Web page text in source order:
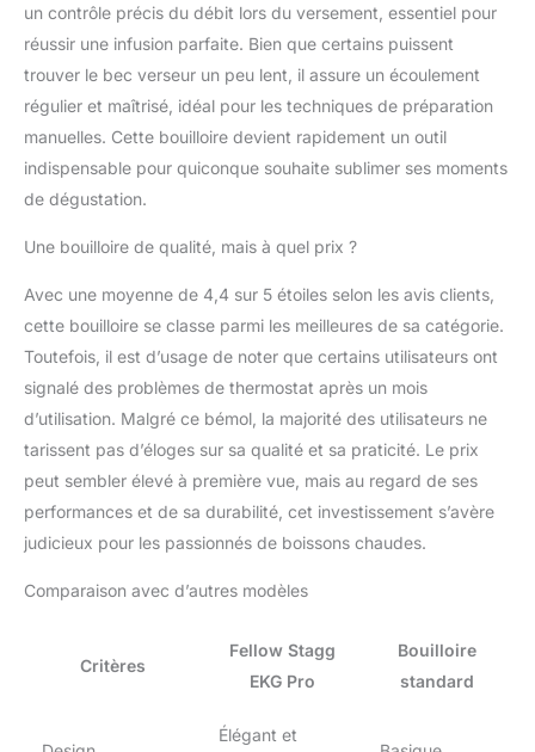
always at your fingertips.
BREW WITH
CONFIDENCE: Guide
Mode lets you select a
preset temperature for
different coffee styles
and tea, so every cup
you track your pour-over
total control over every
brew. STAY UP TO DATE:
Get the latest features
and improvements with
WiFi firmware updates
through the EKG
Updater app. BUILT TO
LAST: Crafted with a 304
18/8 stainless steel body,
a high-res color screen,
and food-grade silicone
—never touching water.
plastic handle and lid
pull. Optional wooden
touch. Compatible with
un contrôle précis du débit lors du versement, essentiel pour
réussir une infusion parfaite. Bien que certains puissent
trouver le bec verseur un peu lent, il assure un écoulement
régulier et maîtrisé, idéal pour les techniques de préparation
manuelles. Cette bouilloire devient rapidement un outil
indispensable pour quiconque souhaite sublimer ses moments
de dégustation.
Une bouilloire de qualité, mais à quel prix ?
Avec une moyenne de 4,4 sur 5 étoiles selon les avis clients,
cette bouilloire se classe parmi les meilleures de sa catégorie.
Toutefois, il est d’usage de noter que certains utilisateurs ont
signalé des problèmes de thermostat après un mois
d’utilisation. Malgré ce bémol, la majorité des utilisateurs ne
tarissent pas d’éloges sur sa qualité et sa praticité. Le prix
peut sembler élevé à première vue, mais au regard de ses
performances et de sa durabilité, cet investissement s’avère
judicieux pour les passionnés de boissons chaudes.
Comparaison avec d’autres modèles
Critères
Fellow Stagg
EKG Pro
Bouilloire
standard
Élégant et